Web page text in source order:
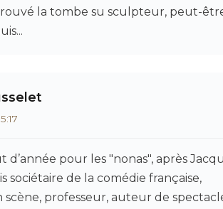
trouvé la tombe su sculpteur, peut-
d’année pour les "nonas", après
sociétaire de la comédie française,
professeur, auteur de